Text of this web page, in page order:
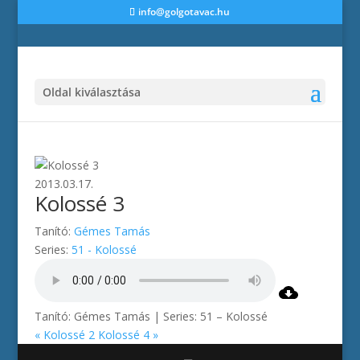
info@golgotavac.hu
Oldal kiválasztása
2013.03.17.
Kolossé 3
Tanító: Gémes Tamás
Series: 51 - Kolossé
Tanító: Gémes Tamás | Series: 51 – Kolossé
« Kolossé 2 Kolossé 4 »